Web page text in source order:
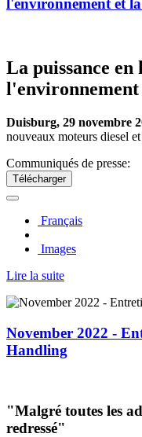
l'environnement et
La puissance en
l'environnement
Duisburg, 29 novembre
nouveaux moteurs diesel
Communiqués de presse:
Télécharger
Français
Images
Lire la suite
November 2022 -
Handling
"Malgré toutes les
redressé"